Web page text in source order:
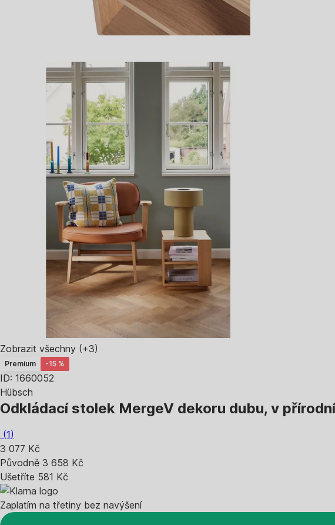
Zobrazit všechny (+3)
Premium -15 %
ID: 1660052
Hübsch
Odkládací stolek MergeV dekoru dubu, v
(1)
3 077 Kč
Původně 3 658 Kč
Ušetříte 581 Kč
Zaplatím na třetiny bez navýšení